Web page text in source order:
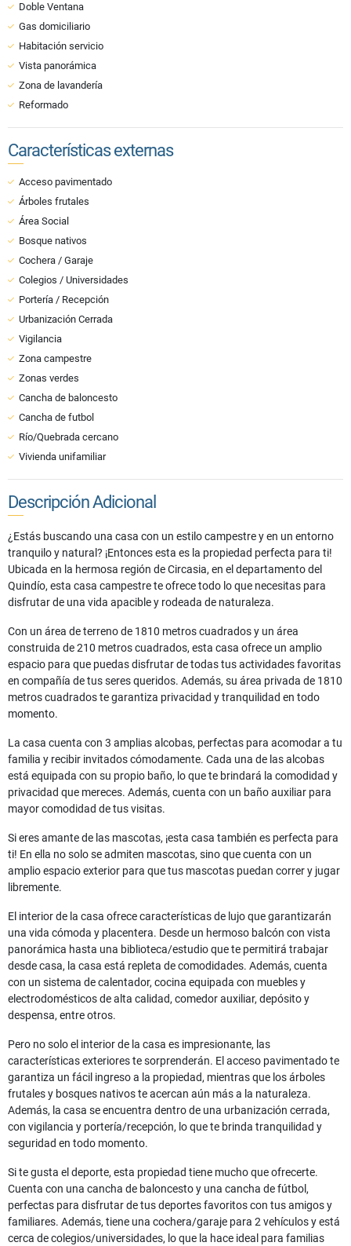
Doble Ventana
Gas domiciliario
Habitación servicio
Vista panorámica
Zona de lavandería
Reformado
Características externas
Acceso pavimentado
Árboles frutales
Área Social
Bosque nativos
Cochera / Garaje
Colegios / Universidades
Portería / Recepción
Urbanización Cerrada
Vigilancia
Zona campestre
Zonas verdes
Cancha de baloncesto
Cancha de futbol
Río/Quebrada cercano
Vivienda unifamiliar
Descripción Adicional
¿Estás buscando una casa con un estilo campestre y en un entorno
tranquilo y natural? ¡Entonces esta es la propiedad perfecta para ti!
Ubicada en la hermosa región de Circasia, en el departamento del
Quindío, esta casa campestre te ofrece todo lo que necesitas para
disfrutar de una vida apacible y rodeada de naturaleza.
Con un área de terreno de 1810 metros cuadrados y un área
construida de 210 metros cuadrados, esta casa ofrece un amplio
espacio para que puedas disfrutar de todas tus actividades favoritas
en compañía de tus seres queridos. Además, su área privada de 1810
metros cuadrados te garantiza privacidad y tranquilidad en todo
momento.
La casa cuenta con 3 amplias alcobas, perfectas para acomodar a tu
familia y recibir invitados cómodamente. Cada una de las alcobas
está equipada con su propio baño, lo que te brindará la comodidad y
privacidad que mereces. Además, cuenta con un baño auxiliar para
mayor comodidad de tus visitas.
Si eres amante de las mascotas, ¡esta casa también es perfecta para
ti! En ella no solo se admiten mascotas, sino que cuenta con un
amplio espacio exterior para que tus mascotas puedan correr y jugar
libremente.
El interior de la casa ofrece características de lujo que garantizarán
una vida cómoda y placentera. Desde un hermoso balcón con vista
panorámica hasta una biblioteca/estudio que te permitirá trabajar
desde casa, la casa está repleta de comodidades. Además, cuenta
con un sistema de calentador, cocina equipada con muebles y
electrodomésticos de alta calidad, comedor auxiliar, depósito y
despensa, entre otros.
Pero no solo el interior de la casa es impresionante, las
características exteriores te sorprenderán. El acceso pavimentado te
garantiza un fácil ingreso a la propiedad, mientras que los árboles
frutales y bosques nativos te acercan aún más a la naturaleza.
Además, la casa se encuentra dentro de una urbanización cerrada,
con vigilancia y portería/recepción, lo que te brinda tranquilidad y
seguridad en todo momento.
Si te gusta el deporte, esta propiedad tiene mucho que ofrecerte.
Cuenta con una cancha de baloncesto y una cancha de fútbol,
perfectas para disfrutar de tus deportes favoritos con tus amigos y
familiares. Además, tiene una cochera/garaje para 2 vehículos y está
cerca de colegios/universidades, lo que la hace ideal para familias